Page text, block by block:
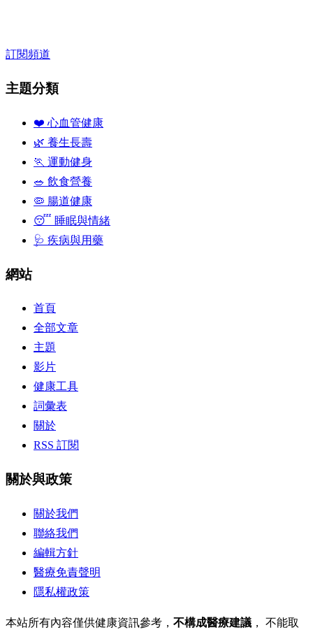
訂閱頻道
主題分類
❤️ 心血管健康
🌿 養生長壽
🏃 運動健身
🥗 飲食營養
🦠 腸道健康
😴 睡眠與情緒
🩺 疾病與用藥
網站
首頁
全部文章
主題
影片
健康工具
詞彙表
關於
RSS 訂閱
關於與政策
關於我們
聯絡我們
編輯方針
醫療免責聲明
隱私權政策
本站所有內容僅供健康資訊參考， 不構成醫療建議 ， 不能取